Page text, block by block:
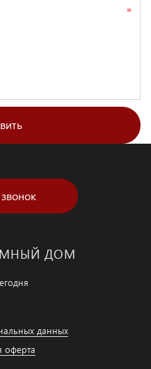
ДОМ
данных
оферта